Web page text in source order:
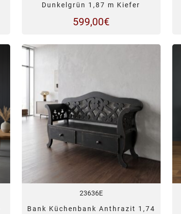
Dunkelgrün 1,87 m Kiefer
599,00€
23636E
Bank Küchenbank Anthrazit 1,74